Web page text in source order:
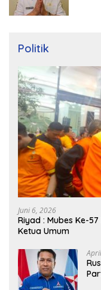
Politik
Juni 6, 2026
Riyad : Mubes Ke-
Ketua Umum